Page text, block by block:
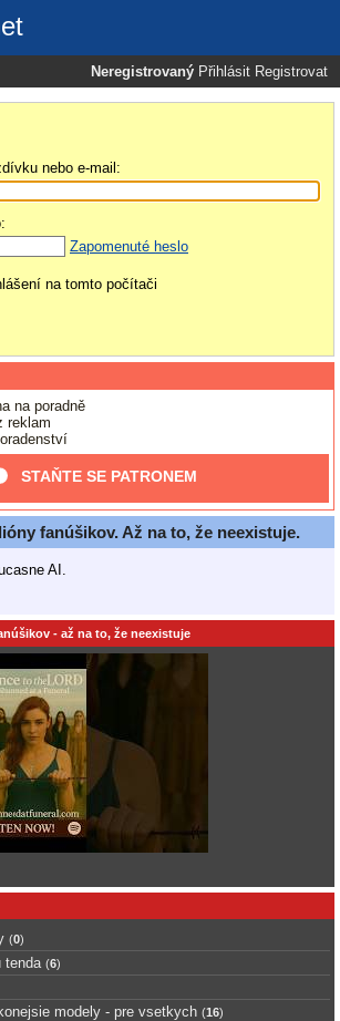
Neregistrovaný Přihlásit Registrovat
nebo e-mail:
Zapomenuté heslo
na tomto počítači
na poradně
reklam
STAŇTE SE PATRONEM
fanúšikov. Až na to, že neexistuje.
AI.
- až na to, že neexistuje
(0)
tenda (6)
modely - pre vsetkych (16)